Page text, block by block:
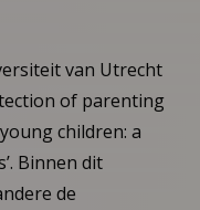
van Utrecht
of parenting
children: a
Binnen dit
de